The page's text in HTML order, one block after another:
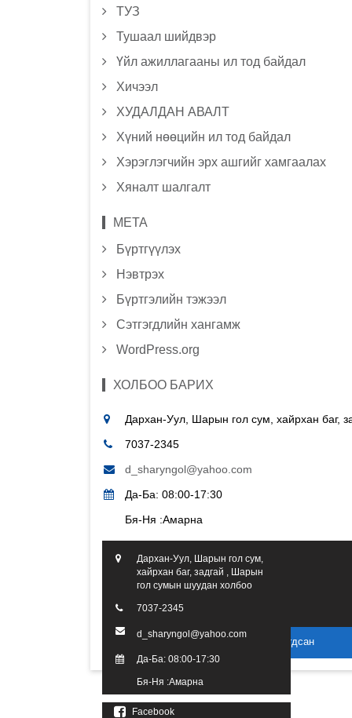
ТУЗ
Тушаал шийдвэр
Үйл ажиллагааны ил тод байдал
Хичээл
ХУДАЛДАН АВАЛТ
Хүний нөөцийн ил тод байдал
Хэрэглэгчийн эрх ашгийг хамгаалах
Хяналт шалгалт
МЕТА
Бүртгүүлэх
Нэвтрэх
Бүртгэлийн тэжээл
Сэтгэгдлийн хангамж
WordPress.org
ХОЛБОО БАРИХ
Дархан-Уул, Шарын гол сум, хайрхан баг,
7037-2345
d_sharyngol@yahoo.com
Да-Ба: 08:00-17:30
Бя-Ня :Амарна
Дархан-Уул, Шарын гол сум,
хайрхан баг, задгай , Шарын
гол сумын шуудан холбоо
7037-2345
d_sharyngol@yahoo.com
Да-Ба: 08:00-17:30
Бя-Ня :Амарна
Facebook
2016 он. Бүх эрх хуулиар хамгаалагдсан